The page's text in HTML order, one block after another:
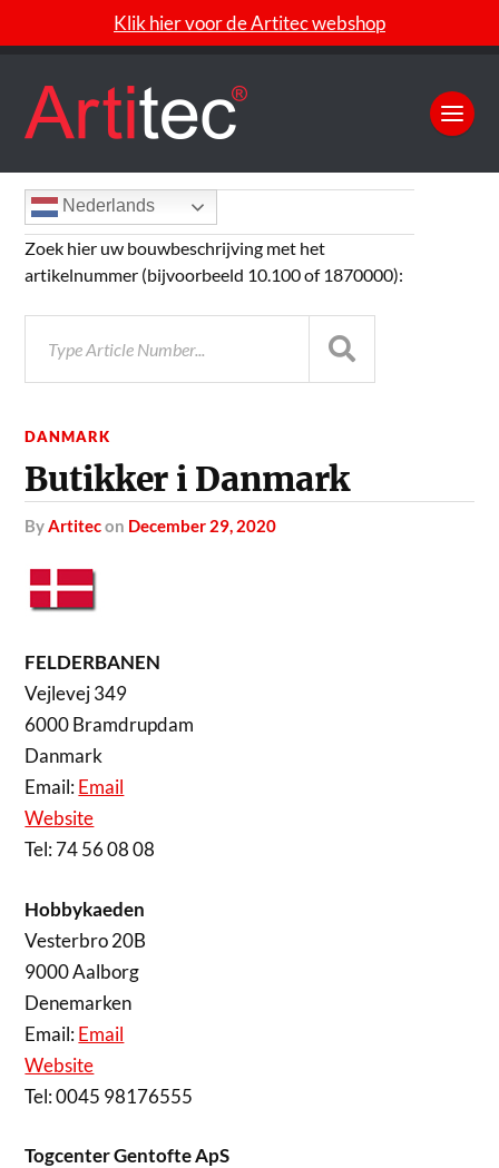
Klik hier voor de Artitec webshop
DANMARK
Butikker i Danmark
byArtitecon December 29, 2020
FELDERBANEN
Vejlevej 349
6000 Bramdrupdam
Danmark
Email:Email
Website
Tel: 74 56 08 08
Hobbykaeden
Vesterbro 20B
9000 Aalborg
Denemarken
Email:Email
Website
Tel: 0045 98176555
Togcenter Gentofte ApS
Nederlands
Zoek hier uw bouwbeschrijving met het
artikelnummer (bijvoorbeeld 10.100 of 1870000):